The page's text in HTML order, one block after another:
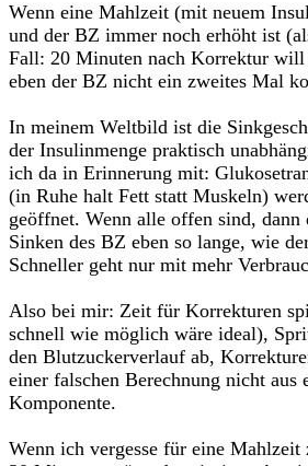
Wenn eine Mahlzeit (mit neuem
und der BZ immer noch erhöht ist
Fall: 20 Minuten nach Korrektur
eben der BZ nicht ein zweites Mal
In meinem Weltbild ist die
der Insulinmenge praktisch
ich da in Erinnerung mit:
(in Ruhe halt Fett statt Muskeln)
geöffnet. Wenn alle offen sind, dann
Sinken des BZ eben so lange, wie
Schneller geht nur mit mehr
Also bei mir: Zeit für Korrekturen
schnell wie möglich wäre ideal),
den Blutzuckerverlauf ab,
einer falschen Berechnung nicht aus
Komponente.
Wenn ich vergesse für eine Mahlzeit